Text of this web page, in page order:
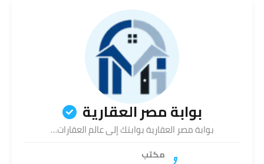
بوابة مصر العقارية
بوابة مصر العقارية بوابتك إلى عالم العقارات…
مكتب